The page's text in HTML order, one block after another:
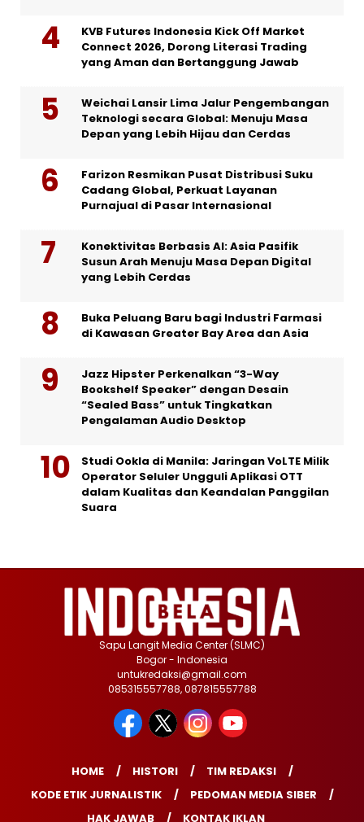
KVB Futures Indonesia Kick Off Market
Connect 2026, Dorong Literasi Trading
yang Aman dan Bertanggung Jawab
Weichai Lansir Lima Jalur Pengembangan
Teknologi secara Global: Menuju Masa
Depan yang Lebih Hijau dan Cerdas
Farizon Resmikan Pusat Distribusi Suku
Cadang Global, Perkuat Layanan
Purnajual di Pasar Internasional
Konektivitas Berbasis AI: Asia Pasifik
Susun Arah Menuju Masa Depan Digital
yang Lebih Cerdas
Buka Peluang Baru bagi Industri Farmasi
di Kawasan Greater Bay Area dan Asia
Jazz Hipster Perkenalkan “3-Way
Bookshelf Speaker” dengan Desain
“Sealed Bass” untuk Tingkatkan
Pengalaman Audio Desktop
Studi Ookla di Manila: Jaringan VoLTE Milik
Operator Seluler Ungguli Aplikasi OTT
dalam Kualitas dan Keandalan Panggilan
Suara
Sapu Langit Media Center (SLMC)
Bogor - Indonesia
untukredaksi@gmail.com
085315557788, 087815557788
HOME HISTORI
TIM REDAKSI
KODE ETIK JURNALISTIK
PEDOMAN MEDIA SIBER
HAK JAWAB
KONTAK IKLAN